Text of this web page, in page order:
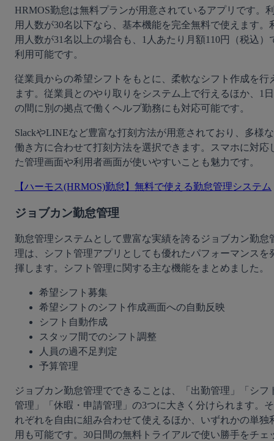
HRMOS勤怠は無料プランが用意されているアプリです。
用人数が30名以下なら、基本機能を完全無料で使えます。
用人数が31名以上の場合も、1人あたり月額110円（税込）
利用可能です。
従業員からの希望シフトをもとに、柔軟なシフト作成を行
ます。従業員とのやり取りをシステム上で行えるほか、1日
の間に別の拠点で働くヘルプ勤務にも対応可能です。
SlackやLINEなど豊富な打刻方法が用意されており、多様な
働き方に合わせて打刻方法を選択できます。スマホに対応
た管理画面や利用者画面が使いやすいことも魅力です。
【ハーモス(HRMOS)勤怠】無料で使える勤怠管理システム
ジョブカン勤怠管理
勤怠管理システムとして豊富な実績を誇るジョブカン勤怠
理は、シフト管理アプリとしても優れたパフォーマンスを
揮します。シフト管理に関する主な機能をまとめました。
希望シフト募集
希望シフトのシフト作成画面への自動反映
シフト自動作成
スタッフ間でのシフト調整
人員の過不足判定
予算管理
ジョブカン勤怠管理でできることは、「出勤管理」「シフ
管理」「休暇・申請管理」の3つに大きく分けられます。そ
れぞれを自由に組み合わせて使えるほか、いずれかの単独
用も可能です。30日間の無料トライアルで使い勝手をチェ